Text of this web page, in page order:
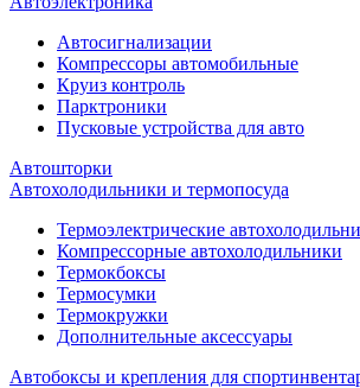
Автосигнализации
Компрессоры автомобильные
Круиз контроль
Парктроники
Пусковые устройства для авто
Автошторки
Автохолодильники и термопосуда
Термоэлектрические
Компрессорные автохолодильники
Термокбоксы
Термосумки
Термокружки
Дополнительные аксессуары
Автобоксы и крепления для